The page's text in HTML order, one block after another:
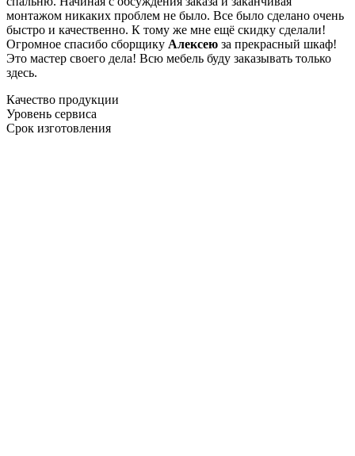
монтажом никаких проблем не было. Все было сделано очень
быстро и качественно. К тому же мне ещё скидку сделали!
Огромное спасибо сборщику Алексею за прекрасный шкаф!
Это мастер своего дела! Всю мебель буду заказывать только
здесь.
Качество продукции
Уровень сервиса
Срок изготовления